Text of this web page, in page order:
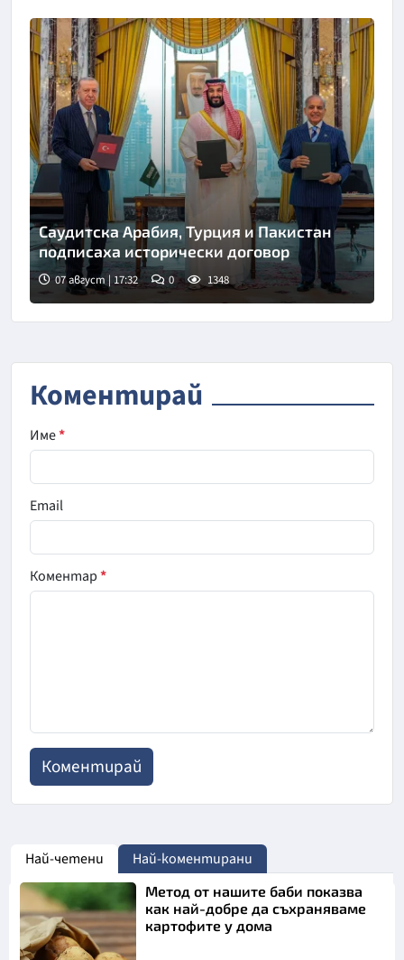
Снимка: Саудитска новинарска агенция
Саудитска Арабия, Турция и Пакистан
подписаха исторически договор
07 август | 17:32 0 1348
Коментирай
Име*
Email
Коментар*
Най-четени Най-коментирани
Метод от нашите баби показва
как най-добре да съхраняваме
картофите у дома